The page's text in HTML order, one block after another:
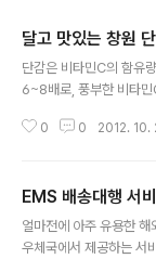
달고 맛있는 창원
단감은 비타민C의 함유
6~8배로, 풍부한 비타민
서 해독작용을 활발히 해
피를 멎도록 도움을 준다
타민A 또한 풍부해서 병
강하고 탄력 있게 해준
0 0 2012. 10.
EMS 배송대행 서
얼마전에 아주 유용한
우체국에서 제공하는 서